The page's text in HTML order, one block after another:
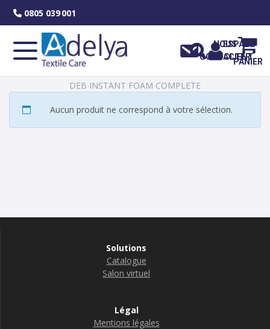
0805 039 001
NOUS
CONTACTER
ESPACE
CLIENT
PANIER
DEB INSTANT FOAM COMPLETE
Aucun produit ne correspond à votre sélection.
Solutions
Catalogue
Salon virtuel
Légal
Mentions légales